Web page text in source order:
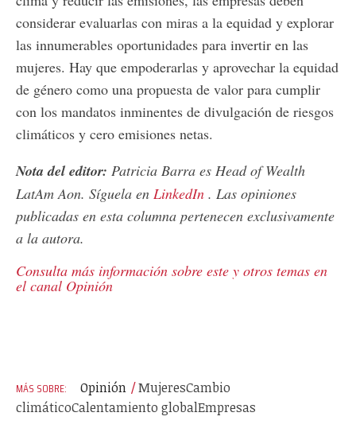
considerar evaluarlas con miras a la equidad y explorar
las innumerables oportunidades para invertir en las
mujeres. Hay que empoderarlas y aprovechar la equidad
de género como una propuesta de valor para cumplir
con los mandatos inminentes de divulgación de riesgos
climáticos y cero emisiones netas.
Nota del editor: Patricia Barra es Head of Wealth
LatAm Aon. Síguela en LinkedIn . Las opiniones
publicadas en esta columna pertenecen exclusivamente
a la autora.
Consulta más información sobre este y otros temas en
el canal Opinión
Opinión MujeresCambio
climáticoCalentamiento globalEmpresas